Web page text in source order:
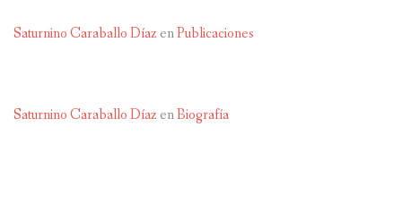
Saturnino Caraballo Díaz enPublicaciones
Saturnino Caraballo Díaz enBiografía